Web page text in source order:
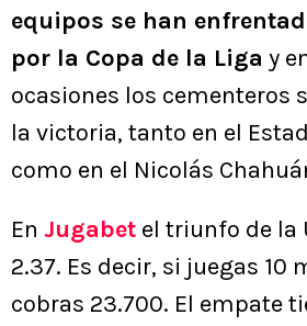
equipos se han
por la Copa de la Liga y
ocasiones los cementeros
la victoria, tanto en el
como en el Nicolás
En Jugabet el triunfo de la
2.37. Es decir, si juegas 10
cobras 23.700. El empate